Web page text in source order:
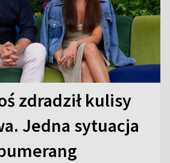
zdradził kulisy
Jedna sytuacja